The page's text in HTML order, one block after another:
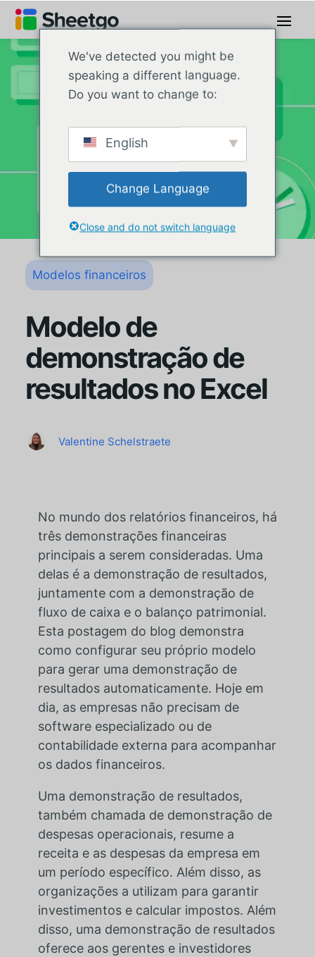
Modelos financeiros
Modelo de
demonstração de
resultados no Excel
Valentine Schelstraete
No mundo dos relatórios financeiros, há
três demonstrações financeiras
principais a serem consideradas. Uma
delas é a demonstração de resultados,
juntamente com a demonstração de
fluxo de caixa e o balanço patrimonial.
Esta postagem do blog demonstra
como configurar seu próprio modelo
para gerar uma demonstração de
resultados automaticamente. Hoje em
dia, as empresas não precisam de
software especializado ou de
contabilidade externa para acompanhar
os dados financeiros.
Uma demonstração de resultados,
também chamada de demonstração de
despesas operacionais, resume a
receita e as despesas da empresa em
um período específico. Além disso, as
organizações a utilizam para garantir
investimentos e calcular impostos. Além
disso, uma demonstração de resultados
oferece aos gerentes e investidores
We've detected you might be
speaking a different language.
Do you want to change to:
English
Change Language
Close and do not switch language